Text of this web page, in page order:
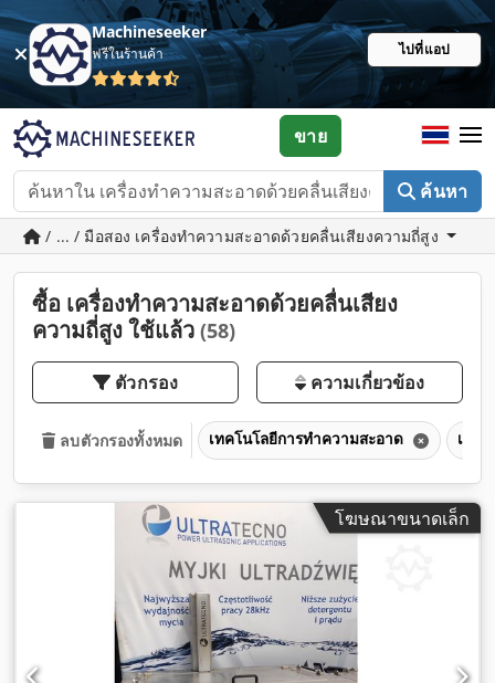
Machineseeker
ฟรีในร้านค้า ไปที่แอป
ค้นหา
ขาย
/ ... / มือสอง เครื่องทำความสะอาดด้วยคลื่นเสียงความถี่สูง
ซื้อ เครื่องทำความสะอาดด้วยคลื่นเสียง
ความถี่สูง ใช้แล้ว (58)
ตัวกรอง ความเกี่ยวข้อง
ลบตัวกรองทั้งหมด เทคโนโลยีการทำความสะอาด เครื่
โฆษณาขนาดเล็ก